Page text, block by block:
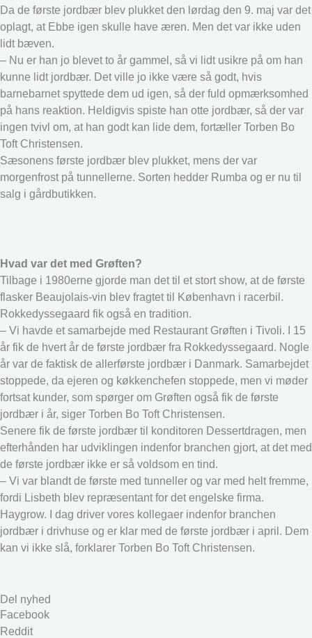
Da de første jordbær blev plukket den lørdag den 9. maj var det
oplagt, at Ebbe igen skulle have æren. Men det var ikke uden
lidt bæven.
– Nu er han jo blevet to år gammel, så vi lidt usikre på om han
kunne lidt jordbær. Det ville jo ikke være så godt, hvis
barnebarnet spyttede dem ud igen, så der fuld opmærksomhed
på hans reaktion. Heldigvis spiste han otte jordbær, så der var
ingen tvivl om, at han godt kan lide dem, fortæller Torben Bo
Toft Christensen.
Sæsonens første jordbær blev plukket, mens der var
morgenfrost på tunnellerne. Sorten hedder Rumba og er nu til
salg i gårdbutikken.
Hvad var det med Grøften?
Tilbage i 1980erne gjorde man det til et stort show, at de første
flasker Beaujolais-vin blev fragtet til København i racerbil.
Rokkedyssegaard fik også en tradition.
– Vi havde et samarbejde med Restaurant Grøften i Tivoli. I 15
år fik de hvert år de første jordbær fra Rokkedyssegaard. Nogle
år var de faktisk de allerførste jordbær i Danmark. Samarbejdet
stoppede, da ejeren og køkkenchefen stoppede, men vi møder
fortsat kunder, som spørger om Grøften også fik de første
jordbær i år, siger Torben Bo Toft Christensen.
Senere fik de første jordbær til konditoren Dessertdragen, men
efterhånden har udviklingen indenfor branchen gjort, at det med
de første jordbær ikke er så voldsom en tind.
– Vi var blandt de første med tunneller og var med helt fremme,
fordi Lisbeth blev repræsentant for det engelske firma.
Haygrow. I dag driver vores kollegaer indenfor branchen
jordbær i drivhuse og er klar med de første jordbær i april. Dem
kan vi ikke slå, forklarer Torben Bo Toft Christensen.
Del nyhed
Facebook
Reddit